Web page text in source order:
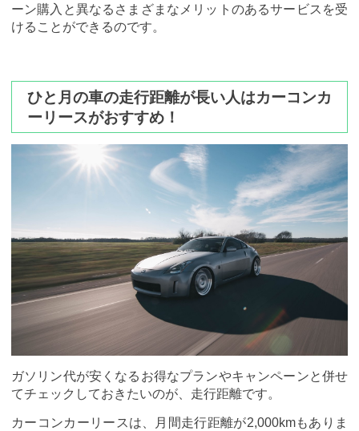
ーン購入と異なるさまざまなメリットのあるサービスを受
けることができるのです。
ひと月の車の走行距離が長い人はカーコンカ
ーリースがおすすめ！
ガソリン代が安くなるお得なプランやキャンペーンと併せ
てチェックしておきたいのが、走行距離です。
カーコンカーリースは、月間走行距離が2,000kmもありま